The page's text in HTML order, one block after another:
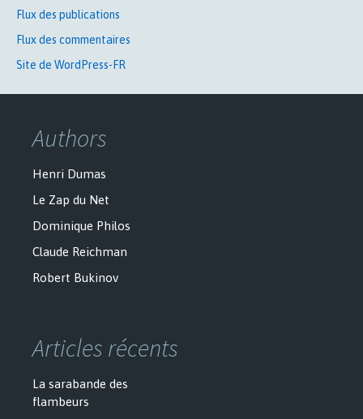
Flux des publications
Flux des commentaires
Site de WordPress-FR
Authors
Henri Dumas
Le Zap du Net
Dominique Philos
Claude Reichman
Robert Bukinov
Articles récents
La sarabande des
flambeurs